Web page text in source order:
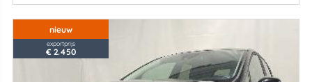
nieuw
exportprijs
€ 2.450